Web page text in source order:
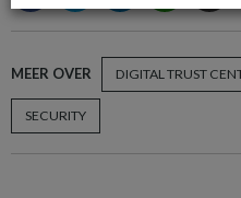
MEER OVER DIGITAL TRUST
SECURITY